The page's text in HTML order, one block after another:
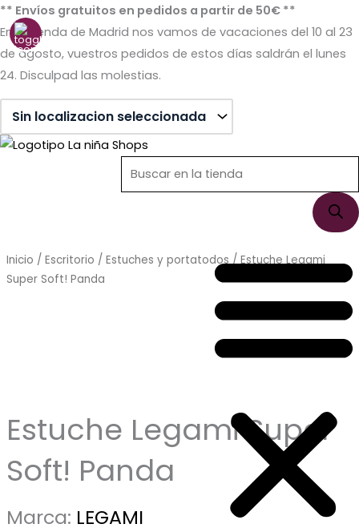
Ir
al
contenido
** Envíos gratuitos en pedidos a partir de 50€ **
En la tienda de Madrid nos vamos de vacaciones del 10 al 23
de agosto, vuestros pedidos de estos días saldrán el lunes
24. Disculpad las molestias.
Búsqueda
de
productos
Búsqueda
de
productos
Inicio / Escritorio / Estuches y portatodos / Estuche Legami
Super Soft! Panda
Estuche Legami Super
Soft! Panda
Marca: LEGAMI